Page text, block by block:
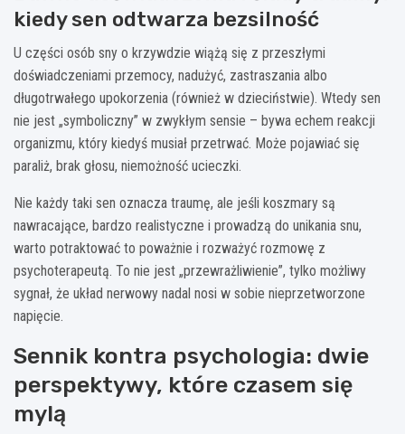
kiedy sen odtwarza bezsilność
U części osób sny o krzywdzie wiążą się z przeszłymi
doświadczeniami przemocy, nadużyć, zastraszania albo
długotrwałego upokorzenia (również w dzieciństwie). Wtedy sen
nie jest „symboliczny” w zwykłym sensie – bywa echem reakcji
organizmu, który kiedyś musiał przetrwać. Może pojawiać się
paraliż, brak głosu, niemożność ucieczki.
Nie każdy taki sen oznacza traumę, ale jeśli koszmary są
nawracające, bardzo realistyczne i prowadzą do unikania snu,
warto potraktować to poważnie i rozważyć rozmowę z
psychoterapeutą. To nie jest „przewrażliwienie”, tylko możliwy
sygnał, że układ nerwowy nadal nosi w sobie nieprzetworzone
napięcie.
Sennik kontra psychologia: dwie
perspektywy, które czasem się
mylą